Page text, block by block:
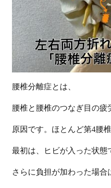
腰椎分離症とは、
腰椎と腰椎のつなぎ目の疲
原因です。ほとんど第4腰椎
最初は、ヒビが入った状態
さらに負担が加わった場合